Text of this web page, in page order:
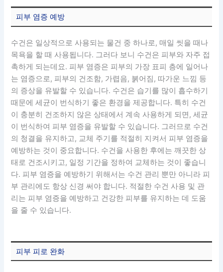
피부 염증 예방
수건은 일상적으로 사용되는 물건 중 하나로, 매일 씻을 때나
목욕을 할 때 사용됩니다. 그러다 보니 수건은 피부와 자주 접
촉하게 되는데요. 피부 염증은 피부의 가장 표피 층에 일어나
는 염증으로, 피부의 건조함, 가렵음, 붉어짐, 따가운 느낌 등
의 증상을 유발할 수 있습니다. 수건은 습기를 많이 흡수하기
때문에 세균이 번식하기 좋은 환경을 제공합니다. 특히 수건
이 충분히 건조하지 않은 상태에서 계속 사용하게 되면, 세균
이 번식하여 피부 염증을 유발할 수 있습니다. 그러므로 수건
의 청결을 유지하고, 교체 주기를 적절히 지켜서 피부 염증을
예방하는 것이 중요합니다. 수건을 사용한 후에는 깨끗한 상
태로 건조시키고, 일정 기간을 정하여 교체하는 것이 좋습니
다. 피부 염증을 예방하기 위해서는 수건 관리 뿐만 아니라 피
부 관리에도 항상 신경 써야 합니다. 적절한 수건 사용 및 관
리는 피부 염증을 예방하고 건강한 피부를 유지하는 데 도움
을 줄 수 있습니다.
피부 피로 완화